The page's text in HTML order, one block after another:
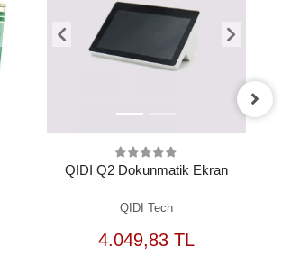
QIDI Q2 Dokunmatik Ekran
QIDI Tech
4.049,83 TL
SEPETE
EKLE